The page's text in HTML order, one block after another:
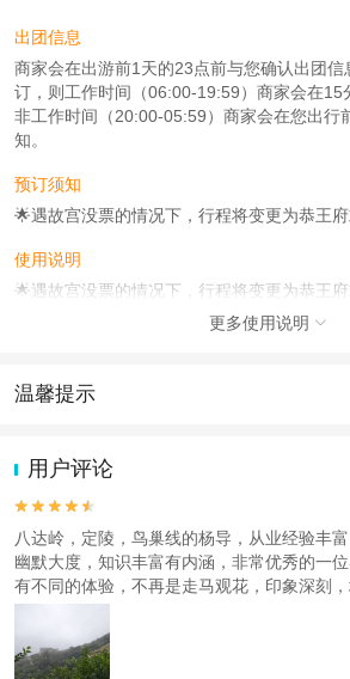
出团信息
商家会在出游前1天的23点前与您确认出团信
订，则工作时间（06:00-19:59）商家会在15
非工作时间（20:00-05:59）商家会在您出行
知。
预订须知
🌟遇故宫没票的情况下，行程将变更为恭王府
使用说明
🌟遇故宫没票的情况下，行程将变更为恭王府
查看 《工商执照信息》
更多使用说明 
温馨提示
动（如跳伞、潜水、滑雪等）前，请务必仔细
2.为普及旅游安全知识及旅游文明公约，使您
特制定《去哪儿网旅游安全手册》 ，请您认
用户评论


八达岭，定陵，鸟巢线的杨导，从业经验丰
幽默大度，知识丰富有内涵，非常优秀的一
有不同的体验，不再是走马观花，印象深刻，